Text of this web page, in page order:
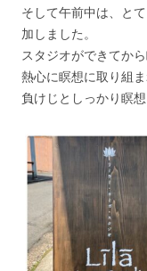
そして午前中は、と
加しました。
スタジオができてか
熱心に瞑想に取り組
負けじとしっかり瞑想